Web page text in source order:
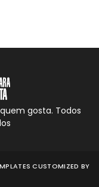
gosta. Todos
CUSTOMIZED BY